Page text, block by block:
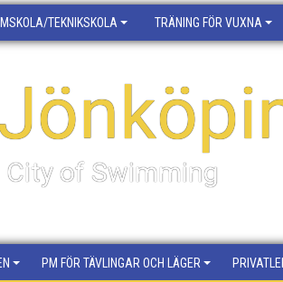
TEKNIKSKOLA TRÄNING FÖR VUXNA
City of Swimming
PM FÖR TÄVLINGAR OCH LÄGER